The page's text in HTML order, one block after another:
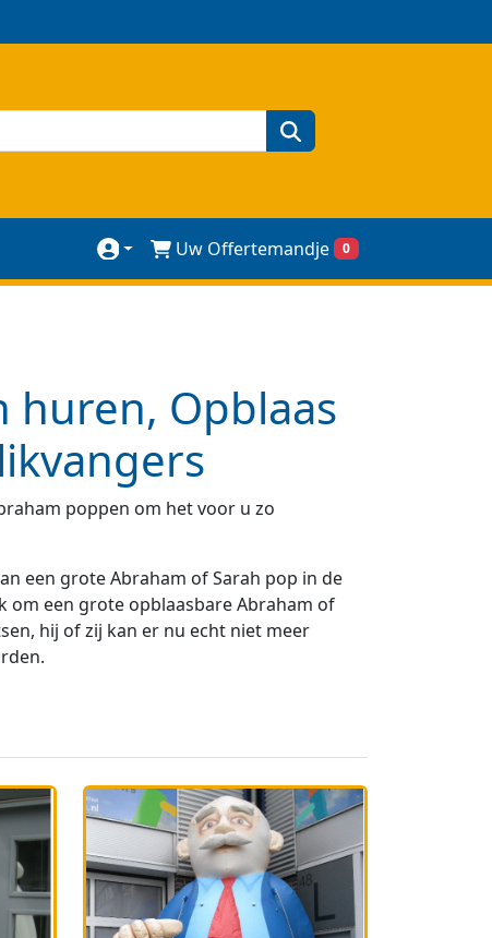
zoeken
Uw Offertemandje 0
huren, Opblaas
poppen om het voor u zo
een grote Abraham of Sarah pop in de
om een grote opblaasbare Abraham of
hij of zij kan er nu echt niet meer